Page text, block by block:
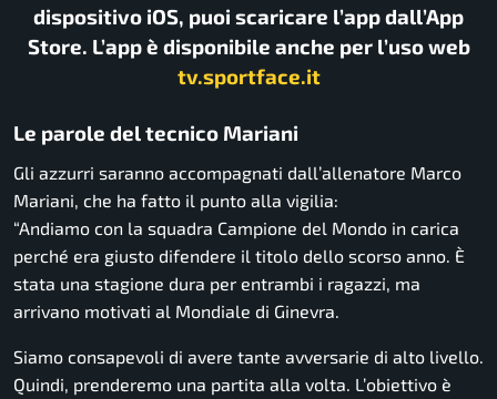
dispositivo iOS, puoi scaricare l’app dall’App
Store. L’app è disponibile anche per l’uso web
tv.sportface.it
Le parole del tecnico Mariani
Gli azzurri saranno accompagnati dall’allenatore Marco
Mariani, che ha fatto il punto alla vigilia:
“Andiamo con la squadra Campione del Mondo in carica
perché era giusto difendere il titolo dello scorso anno. È
stata una stagione dura per entrambi i ragazzi, ma
arrivano motivati al Mondiale di Ginevra.
Siamo consapevoli di avere tante avversarie di alto livello.
Quindi, prenderemo una partita alla volta. L’obiettivo è